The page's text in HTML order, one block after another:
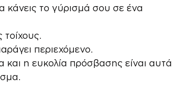
το γύρισμά σου σε ένα
τοίχους.
περιεχόμενο.
και η ευκολία πρόσβασης είναι αυτά